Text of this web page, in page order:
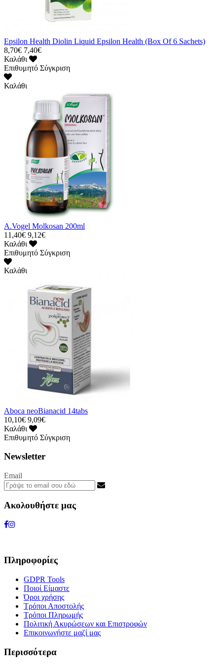
Epsilon Health Diolin Liquid Epsilon Health (Box Of 6 Sachets)
8,70€ 7,40€
Καλάθι
Επιθυμητό Σύγκριση
Καλάθι
A.Vogel Molkosan 200ml
11,40€ 9,12€
Καλάθι
Επιθυμητό Σύγκριση
Καλάθι
Aboca neoBianacid 14tabs
10,10€ 9,09€
Καλάθι
Επιθυμητό Σύγκριση
Newsletter
Email
Ακολουθήστε μας
Πληροφορίες
GDPR Tools
Ποιοί Είμαστε
Όροι χρήσης
Τρόποι Αποστολής
Τρόποι Πληρωμής
Πολιτική Ακυρώσεων και Επιστροφών
Επικοινωνήστε μαζί μας
Περισσότερα